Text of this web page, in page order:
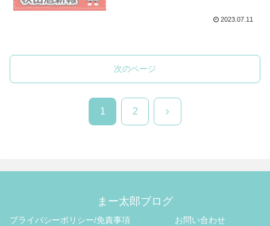
2023.07.11
次のページ
1 2 次
まー太郎ブログ
プライバシーポリシー/免責事項 お問い合わせ